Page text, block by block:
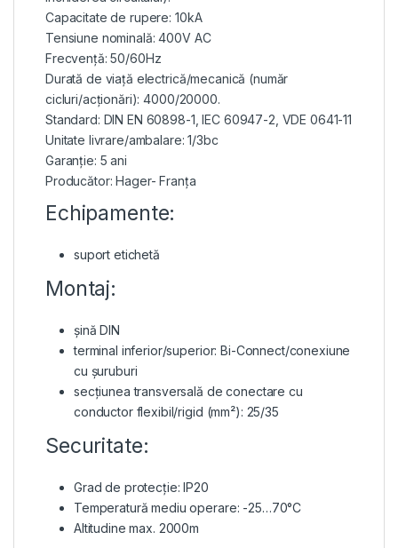
Capacitate de rupere: 10kA
Tensiune nominală: 400V AC
Frecvență: 50/60Hz
Durată de viață electrică/mecanică (număr
cicluri/acționări): 4000/20000.
Standard: DIN EN 60898-1, IEC 60947-2, VDE 0641-11
Unitate livrare/ambalare: 1/3bc
Garanție: 5 ani
Producător: Hager- Franța
Echipamente:
suport etichetă
Montaj:
șină DIN
terminal inferior/superior: Bi-Connect/conexiune
cu șuruburi
secțiunea transversală de conectare cu
conductor flexibil/rigid (mm²): 25/35
Securitate:
Grad de protecție: IP20
Temperatură mediu operare: -25…70°C
Altitudine max. 2000m